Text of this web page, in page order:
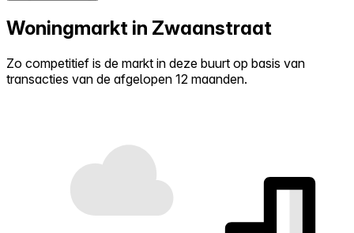
Woningmarkt in Zwaanstraat
Zo competitief is de markt in deze buurt op basis van
transacties van de afgelopen 12 maanden.